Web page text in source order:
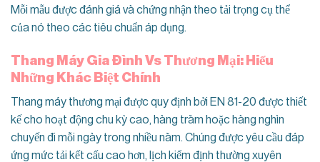
Mỗi mẫu được đánh giá và chứng nhận theo tải trọng cụ thể
của nó theo các tiêu chuẩn áp dụng.
Thang Máy Gia Đình Vs Thương Mại: Hiểu
Những Khác Biệt Chính
Thang máy thương mại được quy định bởi EN 81-20 được thiết
kế cho hoạt động chu kỳ cao, hàng trăm hoặc hàng nghìn
chuyến đi mỗi ngày trong nhiều năm. Chúng được yêu cầu đáp
ứng mức tải kết cấu cao hơn, lịch kiểm định thường xuyên